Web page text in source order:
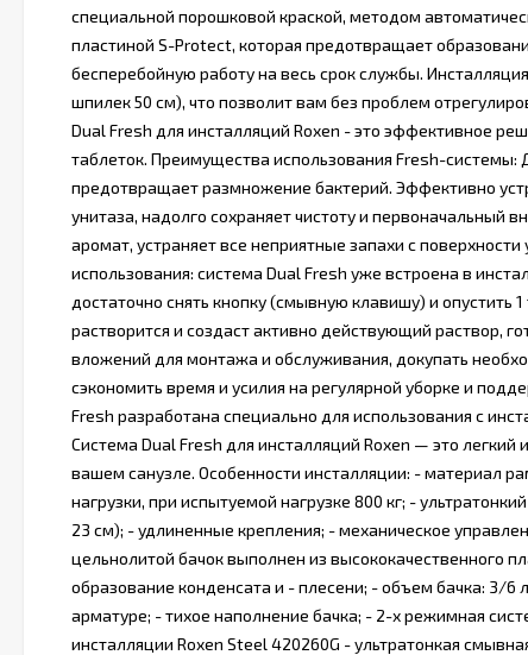
специальной порошковой краской, методом
пластиной S-Protect, которая предотвращает
бесперебойную работу на весь срок службы.
шпилек 50 см), что позволит вам без проблем
Dual Fresh для инсталляций Roxen - это эффективное
таблеток. Преимущества использования Fresh-
предотвращает размножение бактерий. Эффективно
унитаза, надолго сохраняет чистоту и
аромат, устраняет все неприятные запахи с
использования: система Dual Fresh уже встроена в
достаточно снять кнопку (смывную клавишу) и опустить
растворится и создаст активно действующий раствор,
вложений для монтажа и обслуживания, докупать
сэкономить время и усилия на регулярной уборке и
Fresh разработана специально для использования с
Система Dual Fresh для инсталляций Roxen — это
вашем санузле. Особенности инсталляции: - материал
нагрузки, при испытуемой нагрузке 800 кг; -
23 см); - удлиненные крепления; - механическое
цельнолитой бачок выполнен из высококачественного
образование конденсата и - плесени; - объем бачка: 3/6
арматуре; - тихое наполнение бачка; - 2-х режимная
инсталляции Roxen Steel 420260G - ультратонкая